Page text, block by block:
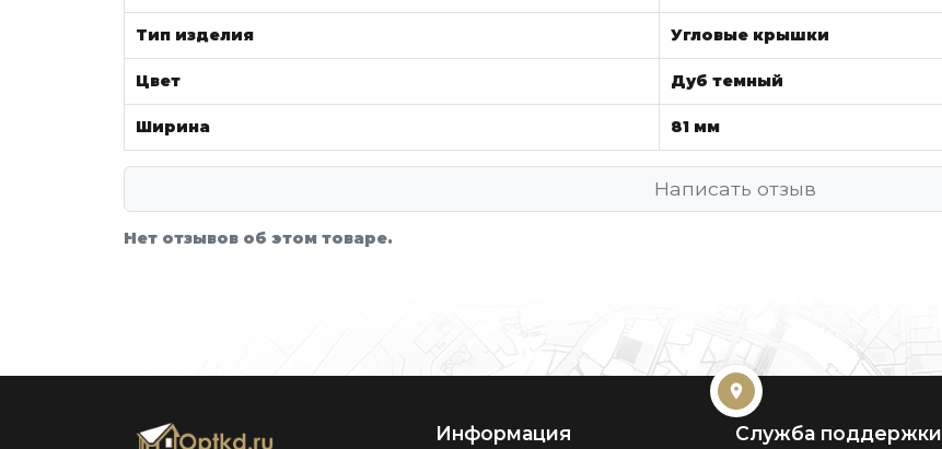
Тип изделия Угловые крышки
Цвет Дуб темный
Ширина 81 мм
Написать отзыв
Нет отзывов об этом товаре.
Информация Служба поддержки